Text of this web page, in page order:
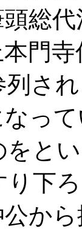
総
門
さ
っ
をと
下
か